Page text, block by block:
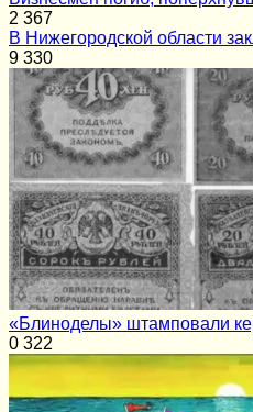
2 367
В Нижегородской области
9 330
«Блиноделы» штамповали
0 322